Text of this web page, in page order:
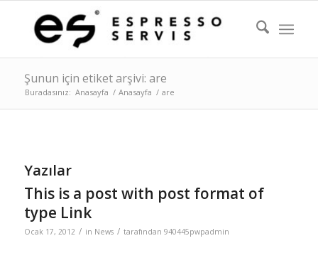
Şunun için etiket arşivi: are
Buradasınız: Anasayfa / Anasayfa / are
Yazılar
This is a post with post format of
type Link
Ocak 17, 2012 / in News / tarafından 940445pwpadmin